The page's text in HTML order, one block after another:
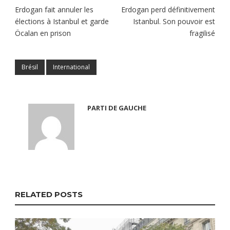
Erdogan fait annuler les
élections à Istanbul et garde
Öcalan en prison
Erdogan perd définitivement
Istanbul. Son pouvoir est
fragilisé
Brésil International
PARTI DE GAUCHE
RELATED POSTS